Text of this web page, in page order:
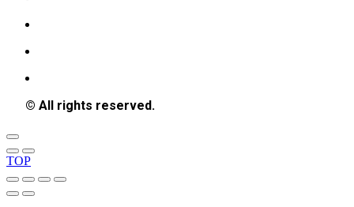
© All rights reserved.
TOP